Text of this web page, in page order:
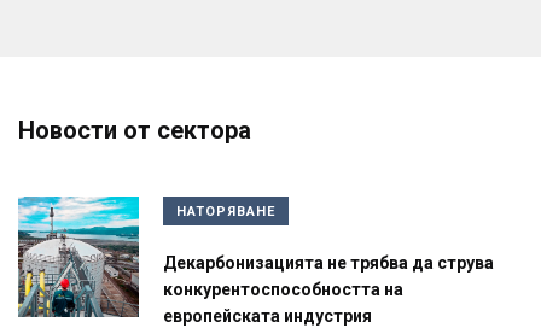
Новости от сектора
НАТОРЯВАНЕ
Декарбонизацията не трябва да струва
конкурентоспособността на
европейската индустрия